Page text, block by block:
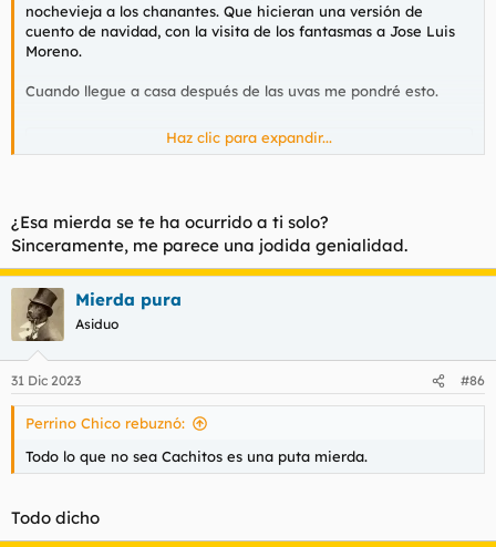
nochevieja a los chanantes. Que hicieran una versión de
cuento de navidad, con la visita de los fantasmas a Jose Luis
Moreno.
Cuando llegue a casa después de las uvas me pondré esto.
Para ver este contenido, necesitaremos su consentimiento
Haz clic para expandir...
¿Esa mierda se te ha ocurrido a ti solo?
Sinceramente, me parece una jodida genialidad.
Mierda pura
Asiduo
31 Dic 2023 #86
Perrino Chico rebuznó:
Todo lo que no sea Cachitos es una puta mierda.
Todo dicho